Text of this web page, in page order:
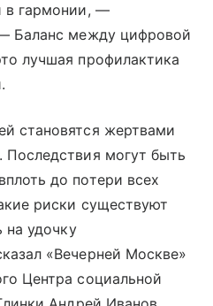
в гармонии, —
Баланс между цифровой
лучшая профилактика
становятся жертвами
могут быть
до потери всех
риски существуют
на удочку
«Вечерней Москве»
Центра социальной